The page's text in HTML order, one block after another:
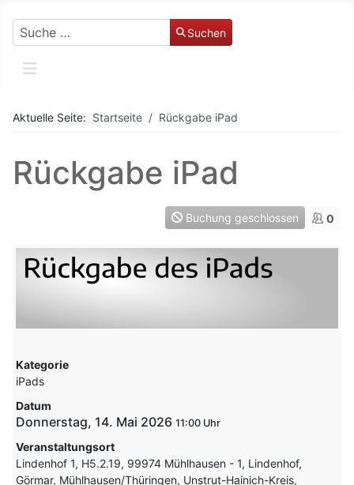
Suchen Suchen
Aktuelle Seite: Startseite Rückgabe iPad
Rückgabe iPad
Buchung geschlossen 0
Kategorie
iPads
Datum
Donnerstag, 14. Mai 2026 11:00
Veranstaltungsort
Lindenhof 1, H5.2.19, 99974 Mühlhausen - 1, Lindenhof,
Görmar, Mühlhausen/Thüringen, Unstrut-Hainich-Kreis,